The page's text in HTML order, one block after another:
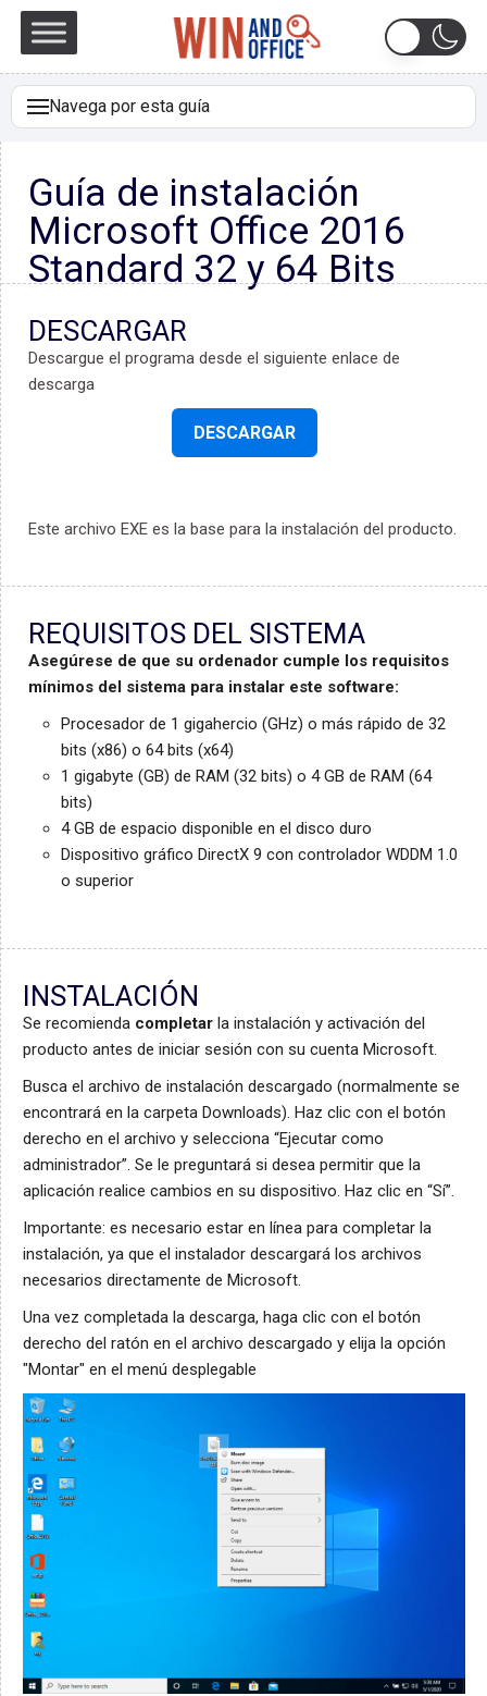
Navega por esta guía
REQUISITOS DEL SISTEMA
INSTALACIÓN
LICENCIA Y ACTIVACIÓN
PROGRAMA PARA MONTAR ARCHIVO ISO
DESCARGAS EN OTROS IDIOMAS
Guía de instalación
Microsoft Office 2016
Standard 32 y 64 Bits
DESCARGAR
Descargue el programa desde el siguiente enlace de
descarga
DESCARGAR
Este archivo EXE es la base para la instalación del producto.
REQUISITOS DEL SISTEMA
Asegúrese de que su ordenador cumple los requisitos
mínimos del sistema para instalar este software:
Procesador de 1 gigahercio (GHz) o más rápido de 32
bits (x86) o 64 bits (x64)
1 gigabyte (GB) de RAM (32 bits) o 4 GB de RAM (64
bits)
4 GB de espacio disponible en el disco duro
Dispositivo gráfico DirectX 9 con controlador WDDM 1.0
o superior
INSTALACIÓN
Se recomienda completar la instalación y activación del
producto antes de iniciar sesión con su cuenta Microsoft.
Busca el archivo de instalación descargado (normalmente se
encontrará en la carpeta Downloads). Haz clic con el botón
derecho en el archivo y selecciona “Ejecutar como
administrador”. Se le preguntará si desea permitir que la
aplicación realice cambios en su dispositivo. Haz clic en “Sí”.
Importante: es necesario estar en línea para completar la
instalación, ya que el instalador descargará los archivos
necesarios directamente de Microsoft.
Una vez completada la descarga, haga clic con el botón
derecho del ratón en el archivo descargado y elija la opción
"Montar" en el menú desplegable